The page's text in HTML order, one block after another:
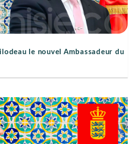
le nouvel Ambassadeur du